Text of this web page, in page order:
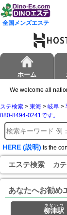
全国メンズエステ
ホーム
We welcome all
ステ検索 > 東海 > 岐阜 >
080-8494-0241です。
HERE (説明) is the
エステ検索 カ
あなたへお勧め
柳津駅
やないづ